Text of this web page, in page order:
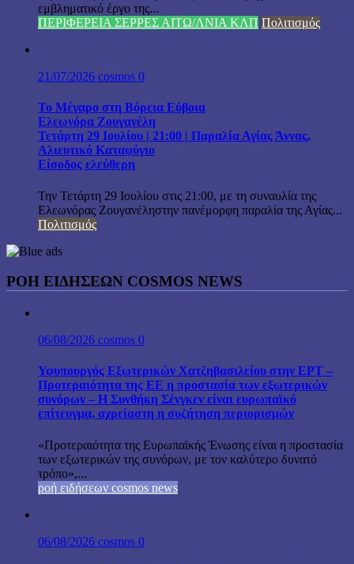
εμβληματικό έργο της...
ΠΕΡΙΦΕΡΕΙΑ ΣΕΡΡΕΣ ΑΙΤΩ/ΛΝΙΑ ΚΛΠ Πολιτισμός
21/07/2026 cosmos 0
Το Μέγαρο στη Βόρεια Εύβοια
Ελεωνόρα Ζουγανέλη
Τετάρτη 29 Ιουλίου | 21:00 | Παραλία Αγίας Άννας,
Αλιευτικό Καταφύγιο
Είσοδος ελεύθερη
Την Τετάρτη 29 Ιουλίου στις 21:00, με τη συναυλία της
Ελεωνόρας Ζουγανέληστην πανέμορφη παραλία της Αγίας...
Πολιτισμός
ΡΟΗ ΕΙΔΗΣΕΩΝ COSMOS NEWS
06/08/2026 cosmos 0
Υφυπουργός Εξωτερικών Χατζηβασιλείου στην ΕΡΤ –
Προτεραιότητα της ΕΕ η προστασία των εξωτερικών
συνόρων – Η Συνθήκη Σένγκεν είναι ευρωπαϊκό
επίτευγμα, αχρείαστη η συζήτηση περιορισμών
«Προτεραιότητα της Ευρωπαϊκής Ένωσης είναι η προστασία
των εξωτερικών της συνόρων, με τον καλύτερο δυνατό
τρόπο»,...
ροή ειδήσεων cosmos news
06/08/2026 cosmos 0